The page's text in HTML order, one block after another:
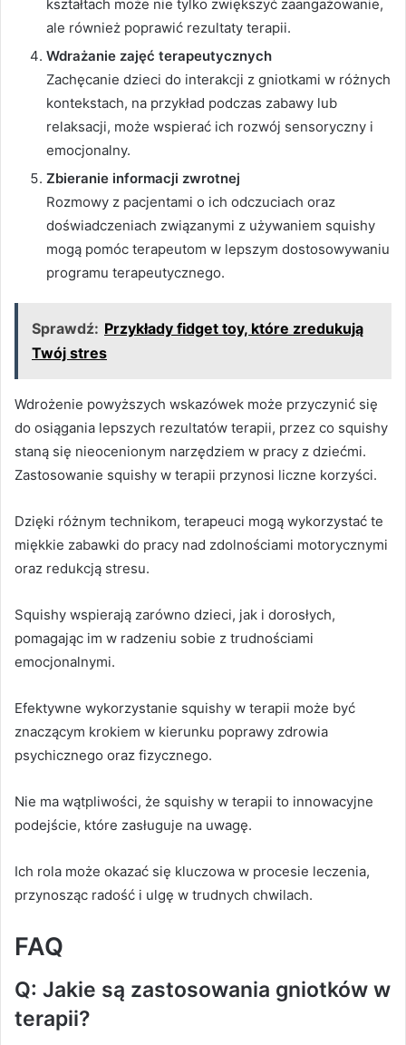
kształtach może nie tylko zwiększyć zaangażowanie,
ale również poprawić rezultaty terapii.
Wdrażanie zajęć terapeutycznych
Zachęcanie dzieci do interakcji z gniotkami w różnych
kontekstach, na przykład podczas zabawy lub
relaksacji, może wspierać ich rozwój sensoryczny i
emocjonalny.
Zbieranie informacji zwrotnej
Rozmowy z pacjentami o ich odczuciach oraz
doświadczeniach związanymi z używaniem squishy
mogą pomóc terapeutom w lepszym dostosowywaniu
programu terapeutycznego.
Sprawdź: Przykłady fidget toy, które zredukują
Twój stres
Wdrożenie powyższych wskazówek może przyczynić się
do osiągania lepszych rezultatów terapii, przez co squishy
staną się nieocenionym narzędziem w pracy z dziećmi.
Zastosowanie squishy w terapii przynosi liczne korzyści.
Dzięki różnym technikom, terapeuci mogą wykorzystać te
miękkie zabawki do pracy nad zdolnościami motorycznymi
oraz redukcją stresu.
Squishy wspierają zarówno dzieci, jak i dorosłych,
pomagając im w radzeniu sobie z trudnościami
emocjonalnymi.
Efektywne wykorzystanie squishy w terapii może być
znaczącym krokiem w kierunku poprawy zdrowia
psychicznego oraz fizycznego.
Nie ma wątpliwości, że squishy w terapii to innowacyjne
podejście, które zasługuje na uwagę.
Ich rola może okazać się kluczowa w procesie leczenia,
przynosząc radość i ulgę w trudnych chwilach.
FAQ
Q: Jakie są zastosowania gniotków w
terapii?